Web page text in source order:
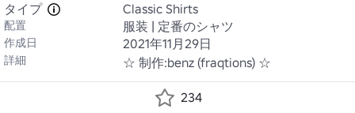
タイプ
Classic Shirts
配置 服装 | 定番のシャツ
作成日 2021年11月29日
詳細 ☆ 制作:benz (fraqtions) ☆
234